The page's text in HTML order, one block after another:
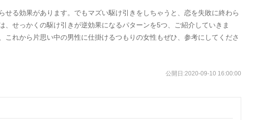
せる効果があります。でもマズい駆け引きをしちゃうと、恋を失敗に終わら
、せっかくの駆け引きが逆効果になるパターンを5つ、ご紹介していきま
これから片思い中の男性に仕掛けるつもりの女性もぜひ、参考にしてくださ
公開日:2020-09-10 16:00:00